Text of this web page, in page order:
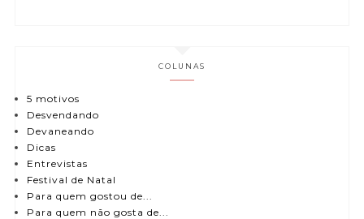
COLUNAS
5 motivos
Desvendando
Devaneando
Dicas
Entrevistas
Festival de Natal
Para quem gostou de...
Para quem não gosta de...